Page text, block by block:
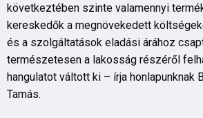
következtében szinte valamennyi
kereskedők a megnövekedett
és a szolgáltatások eladási árához
természetesen a lakosság részéről
hangulatot váltott ki – írja honlapunknak
Tamás.